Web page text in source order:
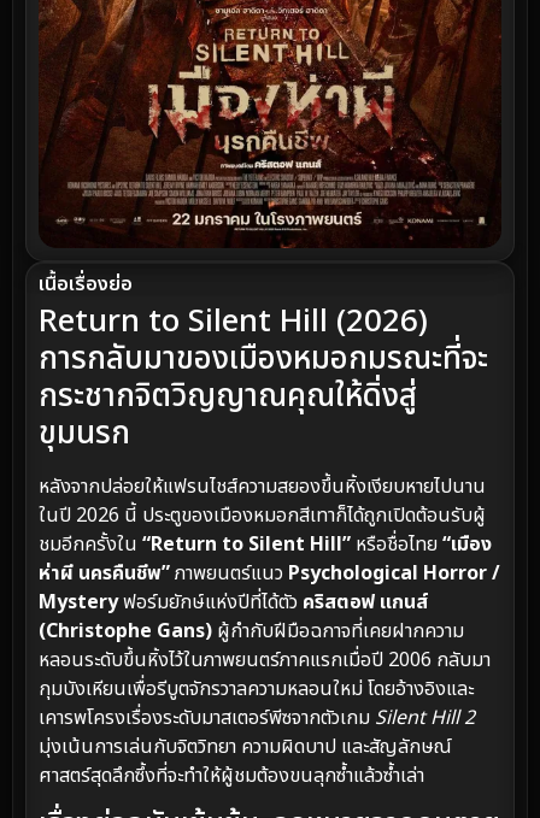
เนื้อเรื่องย่อ
Return to Silent Hill (2026)
การกลับมาของเมืองหมอกมรณะที่จะ
กระชากจิตวิญญาณคุณให้ดิ่งสู่
ขุมนรก
หลังจากปล่อยให้แฟรนไชส์ความสยองขึ้นหิ้งเงียบหายไปนาน
ในปี 2026 นี้ ประตูของเมืองหมอกสีเทาก็ได้ถูกเปิดต้อนรับผู้
ชมอีกครั้งใน “Return to Silent Hill” หรือชื่อไทย“เมือง
ห่าผี นครคืนชีพ”ภาพยนตร์แนว Psychological Horror /
Mysteryฟอร์มยักษ์แห่งปีที่ได้ตัว คริสตอฟ แกนส์
(Christophe Gans) ผู้กำกับฝีมือฉกาจที่เคยฝากความ
หลอนระดับขึ้นหิ้งไว้ในภาพยนตร์ภาคแรกเมื่อปี 2006 กลับมา
กุมบังเหียนเพื่อรีบูตจักรวาลความหลอนใหม่ โดยอ้างอิงและ
เคารพโครงเรื่องระดับมาสเตอร์พีซจากตัวเกม Silent Hill 2
มุ่งเน้นการเล่นกับจิตวิทยา ความผิดบาป และสัญลักษณ์
ศาสตร์สุดลึกซึ้งที่จะทำให้ผู้ชมต้องขนลุกซ้ำแล้วซ้ำเล่า